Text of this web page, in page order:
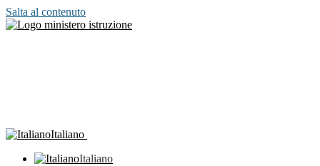
Salta al contenuto
Italiano
Italiano